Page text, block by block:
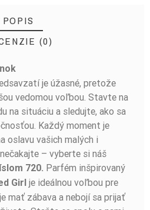
POPIS
(0)
je úžasné, pretože
vedomou voľbou. Stavte na
na situáciu a sledujte, ako sa
Každý moment je
oslavu vašich malých i
– vyberte si náš
720. Parfém inšpirovaný
Girl je ideálnou voľbou pre
mať zábava a nebojí sa prijať
RECENZIU!